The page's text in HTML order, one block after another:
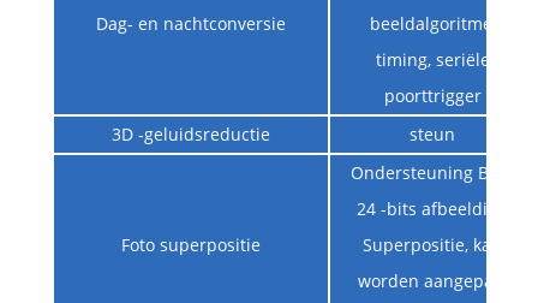
Dag- en nachtconversie
beeldalgoritme,
timing, seriële
poorttrigger
3D -geluidsreductie
steun
Foto superpositie
Ondersteuning BMP
24 -bits afbeelding
Superpositie, kan
worden aangepast